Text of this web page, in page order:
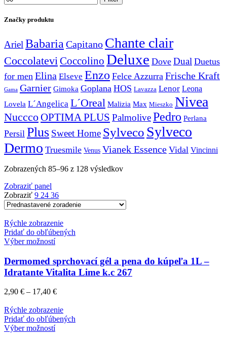
Značky produktu
Ariel Babaria Capitano Chante clair
Coccolatevi Coccolino Deluxe Dove Dual Duetus
for men Elina Elseve Enzo Felce Azzurra Frische Kraft
Gama Garnier Gimoka Goplana HOS Lavazza Lenor Leona
Lovela L´Angelica L´Oreal Malizia Max Mieszko Nivea
NucccoOPTIMA PLUS PalmolivePedro Perlana
Persil Plus Sweet Home Sylveco Sylveco
Dermo Truesmile Venus Vianek Essence Vidal Vincinni
Zobrazených 85–96 z 128 výsledkov
Zobraziť panel
Zobraziť 9 24 36
Rýchle zobrazenie
Pridať do obľúbených
Výber možností
Dermomed sprchovací gél a pena do kúpeľa 1L –
Idratante Vitalita Lime k.c 267
2,90 € – 17,40 €
Rýchle zobrazenie
Pridať do obľúbených
Výber možností